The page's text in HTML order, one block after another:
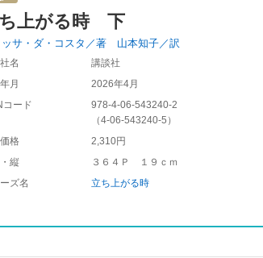
上がる時 下
ッサ・ダ・コスタ／著 山本知子／訳
名
講談社
月
2026年4月
コード
978-4-06-543240-2
（4-06-543240-5 ）
格
2,310円
縦
３６４Ｐ １９ｃｍ
ズ名
立ち上がる時